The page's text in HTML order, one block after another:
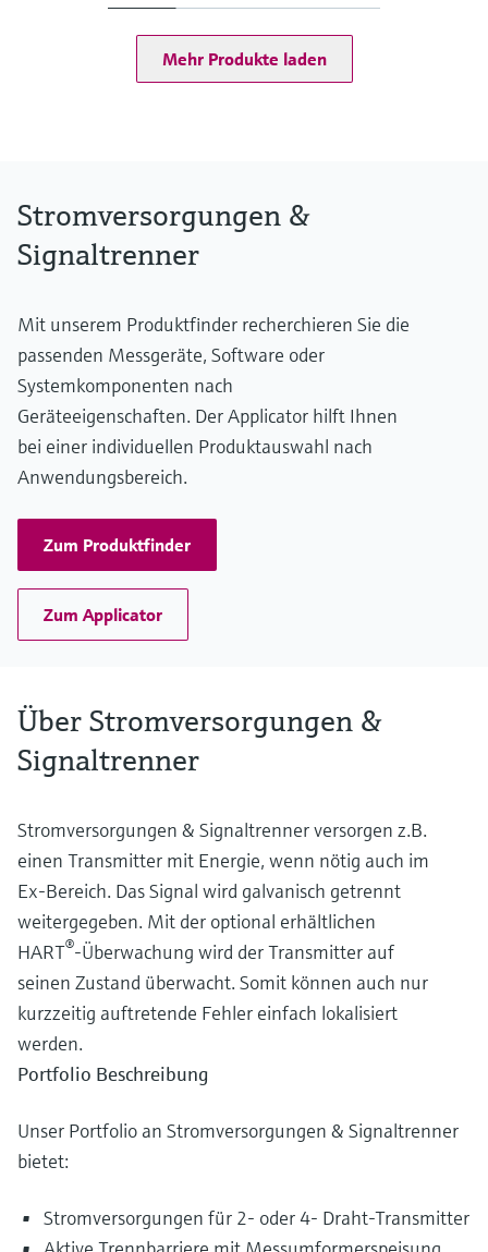
Spannungsversorgung
Mehr Produkte laden
Stromversorgungen &
Signaltrenner
Mit unserem Produktfinder recherchieren Sie die
passenden Messgeräte, Software oder
Systemkomponenten nach
Geräteeigenschaften. Der Applicator hilft Ihnen
bei einer individuellen Produktauswahl nach
Anwendungsbereich.
Zum Produktfinder
Zum Applicator
Über Stromversorgungen &
Signaltrenner
Stromversorgungen & Signaltrenner versorgen z.B.
einen Transmitter mit Energie, wenn nötig auch im
Ex-Bereich. Das Signal wird galvanisch getrennt
weitergegeben. Mit der optional erhältlichen
HART®-Überwachung wird der Transmitter auf
seinen Zustand überwacht. Somit können auch nur
kurzzeitig auftretende Fehler einfach lokalisiert
werden.
Portfolio Beschreibung
Unser Portfolio an Stromversorgungen & Signaltrenner
bietet:
Stromversorgungen für 2- oder 4- Draht-Transmitter